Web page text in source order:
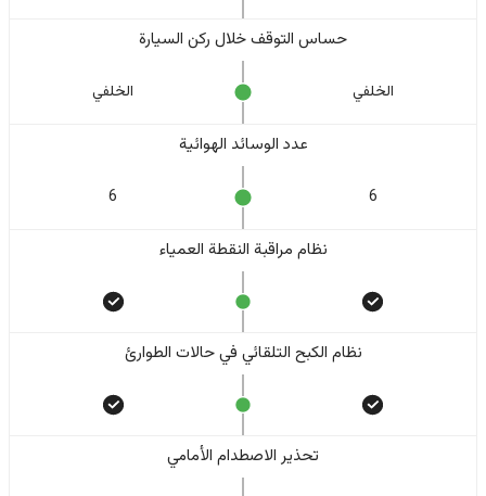
حساس التوقف خلال ركن السيارة
الخلفي الخلفي
عدد الوسائد الهوائية
6
6
نظام مراقبة النقطة العمياء
نظام الكبح التلقائي في حالات الطوارئ
تحذير الاصطدام الأمامي